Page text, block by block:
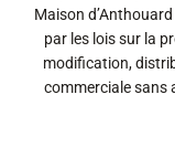
Maison
par les lois sur la
modification,
commerciale sans